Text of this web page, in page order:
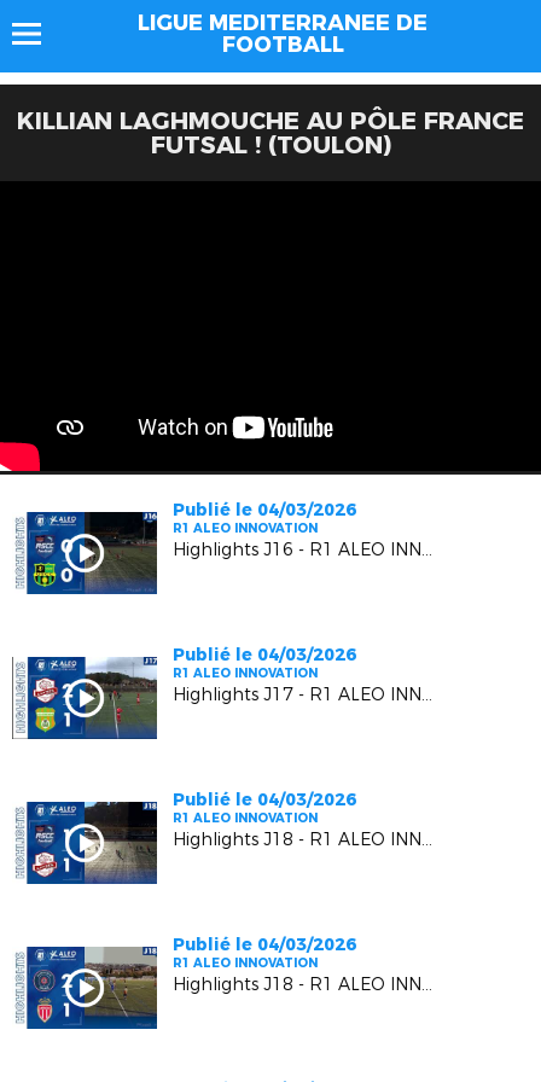
LIGUE MEDITERRANEE DE
FOOTBALL
KILLIAN LAGHMOUCHE AU PÔLE FRANCE
FUTSAL ! (TOULON)
Publié le 04/03/2026
R1 ALEO INNOVATION
Highlights J16 - R1 ALEO INNOVATION | L' AS CAGNES-LE-CROS VS L'US CARQUEIRANNE CRAU
Publié le 04/03/2026
R1 ALEO INNOVATION
Highlights J17 - R1 ALEO INNOVATION | Luynes S. VS A.S. Gémenosienne
Publié le 04/03/2026
R1 ALEO INNOVATION
Highlights J18 - R1 ALEO INNOVATION | AS Cagnes le Cros VS Luynes S.
Publié le 04/03/2026
R1 ALEO INNOVATION
Highlights J18 - R1 ALEO INNOVATION | R.C. Pays de Grasse 2 VS A.S. Monaco F.C. 2